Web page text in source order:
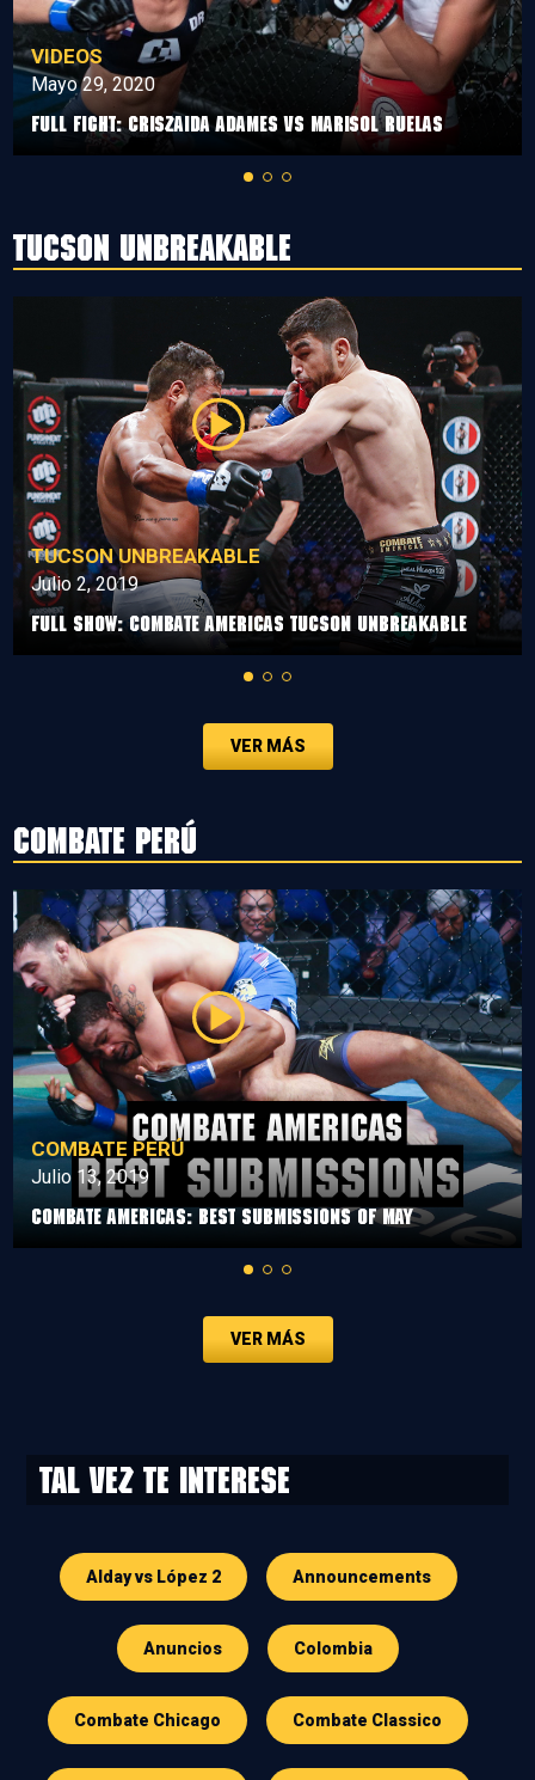
VIDEOS
Mayo 29, 2020
Full Fight: Criszaida Adames vs Marisol Ruelas
Tucson Unbreakable
TUCSON UNBREAKABLE
Julio 2, 2019
Full Show: Combate Americas Tucson Unbreakable
VER MÁS
Combate Perú
COMBATE PERÚ
Julio 13, 2019
Combate Americas: Best Submissions Of May
VER MÁS
Tal vez te interese
Alday vs López 2 Announcements
Anuncios Colombia
Combate Chicago Combate Classico